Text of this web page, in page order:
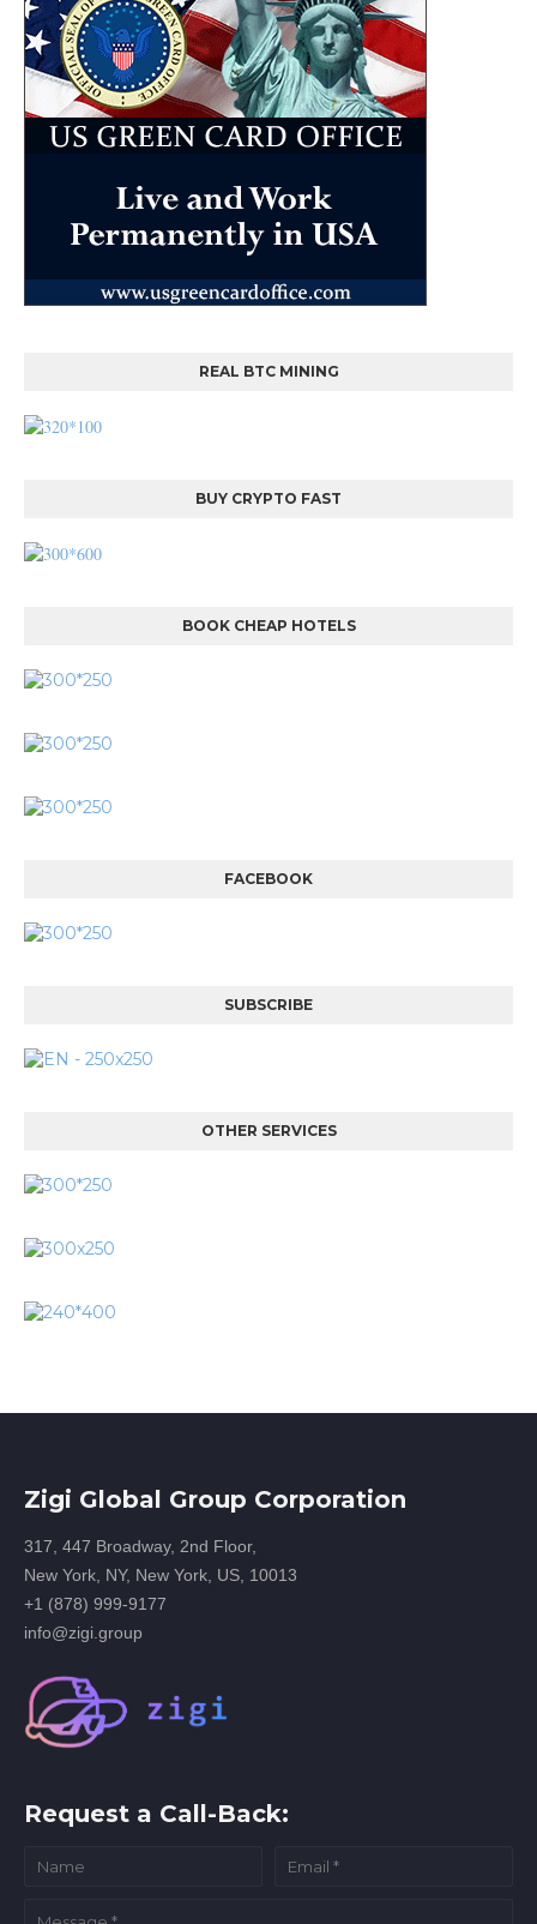
REAL BTC MINING
BUY CRYPTO FAST
BOOK CHEAP HOTELS
FACEBOOK
SUBSCRIBE
OTHER SERVICES
Zigi Global Group Corporation
317, 447 Broadway, 2nd Floor,
New York, NY, New York, US, 10013
+1 (878) 999-9177
info@zigi.group
Request a Call-Back: